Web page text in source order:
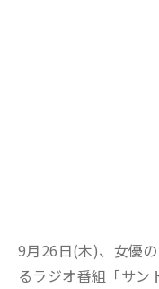
9月26日(木)、女優
るラジオ番組「サ